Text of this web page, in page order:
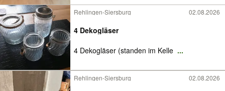
Rehlingen-Siersburg 02.08.2026
4 Dekogläser
4 Dekogläser (standen im Kelle ...
Rehlingen-Siersburg 02.08.2026